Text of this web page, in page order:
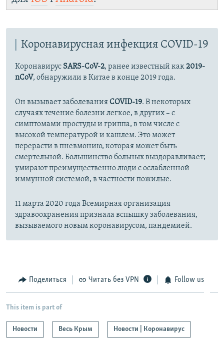
Коронавирусная инфекция COVID-19
Коронавирус SARS-CoV-2, ранее известный как2019-
nCoV, обнаружили в Китае в конце 2019 года.
Он вызывает заболеванияCOVID-19. В некоторых
случаях течение болезни легкое, в других – с
симптомами простуды и гриппа, в том числе с
высокой температурой и кашлем. Это может
перерасти в пневмонию, которая может быть
смертельной. Большинство больных выздоравливает;
умирают преимущественно люди с ослабленной
иммунной системой, в частности пожилые.
11 марта 2020 года Всемирная организация
здравоохранения признала вспышку заболевания,
вызываемого новым коронавирусом, пандемией.
Поделиться Читать без VPN Follow us
This item is part of
Новости Весь Крым Новости | Коронавирус